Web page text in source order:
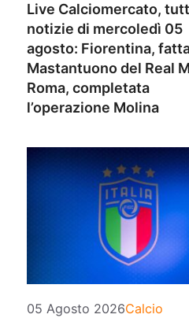
Live Calciomercato,
notizie di mercoledì 05
agosto: Fiorentina,
Mastantuono del Real
Roma, completata
l’operazione Molina
05 Agosto 2026Categorie
Calcio